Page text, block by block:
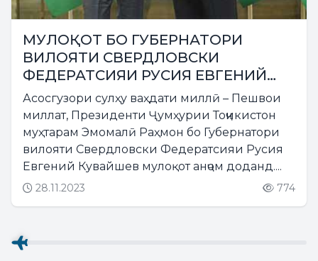
МУЛОҚОТ БО ГУБЕРНАТОРИ
ВИЛОЯТИ СВЕРДЛОВСКИ
ФЕДЕРАТСИЯИ РУСИЯ ЕВГЕНИЙ
КУВАЙШЕВ
Асосгузори сулҳу ваҳдати миллӣ – Пешвои
миллат, Президенти Ҷумҳурии Тоҷикистон
муҳтарам Эмомалӣ Раҳмон бо Губернатори
вилояти Свердловски Федератсияи Русия
Евгений Кувайшев мулоқот анҷом доданд....
28.11.2023 774